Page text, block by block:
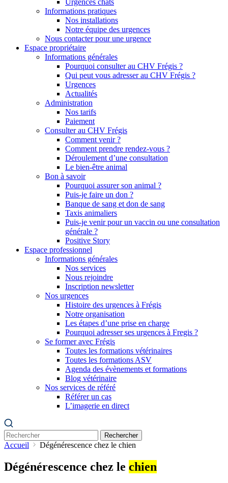
Urgences chats
Informations pratiques
Nos installations
Notre équipe des urgences
Nous contacter pour une urgence
Espace propriétaire
Informations générales
Pourquoi consulter au CHV Frégis ?
Qui peut vous adresser au CHV Frégis ?
Urgences
Actualités
Administration
Nos tarifs
Paiement
Consulter au CHV Frégis
Comment venir ?
Comment prendre rendez-vous ?
Déroulement d’une consultation
Le bien-être animal
Bon à savoir
Pourquoi assurer son animal ?
Puis-je faire un don ?
Banque de sang et don de sang
Taxis animaliers
Puis-je venir pour un vaccin ou une consultation
générale ?
Positive Story
Espace professionnel
Informations générales
Nos services
Nous rejoindre
Inscription newsletter
Nos urgences
Histoire des urgences à Frégis
Notre organisation
Les étapes d’une prise en charge
Pourquoi adresser ses urgences à Fregis ?
Se former avec Frégis
Toutes les formations vétérinaires
Toutes les formations ASV
Agenda des évènements et formations
Blog vétérinaire
Nos services de référé
Référer un cas
L’imagerie en direct
Rechercher
Accueil Dégénérescence chez le chien
Dégénérescence chez le chien